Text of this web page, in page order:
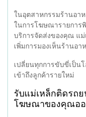
ในอุตสาหกรรมร้านอา
ในการโฆษณารายการ
บริการจัดส่งของคุณ แ
เพิ่มการมองเห็นร้านอ
เปลี่ยนทุกการขับขี่เป็น
เข้าถึงลูกค้ารายใหม่
รับแม่เหล็กติดรถ
โฆษณาของคุณออ